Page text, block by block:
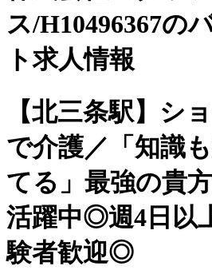
ス/H10496367の
ト求人情報
【北三条駅】シ
で介護／「知識
てる」最強の貴
活躍中◎週4日以
験者歓迎◎